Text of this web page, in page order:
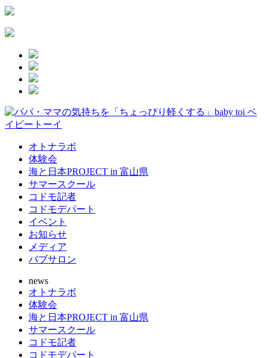
オトナラボ
体験会
海と日本PROJECT in 富山県
サマースクール
コドモ記者
コドモデパート
イベント
お知らせ
メディア
バブサロン
news
オトナラボ
体験会
海と日本PROJECT in 富山県
サマースクール
コドモ記者
コドモデパート